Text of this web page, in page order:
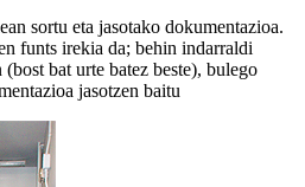
sortu eta jasotako dokumentazioa.
funts irekia da; behin indarraldi
bat urte batez beste), bulego
jasotzen baitu